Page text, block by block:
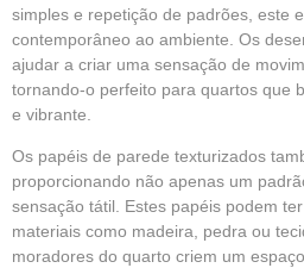
simples e repetição de padrões, este
contemporâneo ao ambiente. Os
ajudar a criar uma sensação de
tornando-o perfeito para quartos que
e vibrante.
Os papéis de parede texturizados
proporcionando não apenas um
sensação tátil. Estes papéis podem
materiais como madeira, pedra ou
moradores do quarto criem um